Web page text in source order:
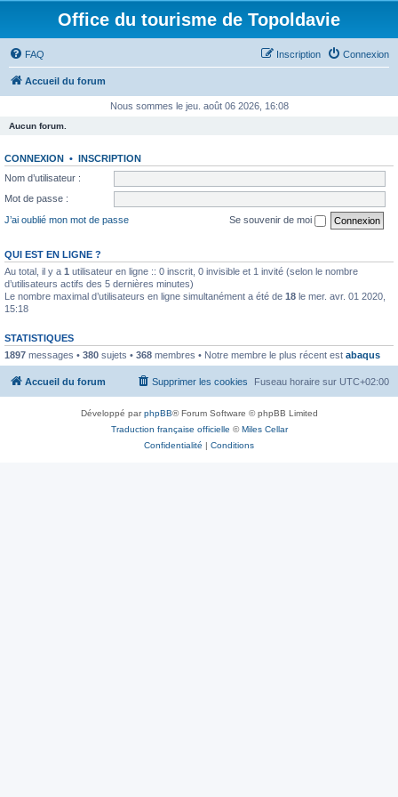
Office du tourisme de Topoldavie
FAQ Connexion
Inscription
Accueil du forum
Nous sommes le jeu. août 06 2026, 16:08
Aucun forum.
CONNEXION • INSCRIPTION
Nom d’utilisateur :
Mot de passe :
J’ai oublié mon mot de passe
Se souvenir de moi
QUI EST EN LIGNE ?
Au total, il y a 1 utilisateur en ligne :: 0 inscrit, 0 invisible et 1 invité (selon le nombre
d’utilisateurs actifs des 5 dernières minutes)
Le nombre maximal d’utilisateurs en ligne simultanément a été de 18 le mer. avr. 01 2020,
15:18
STATISTIQUES
1897 messages • 380 sujets • 368 membres • Notre membre le plus récent est abaqus
Accueil du forum Fuseau horaire sur UTC+02:00
Supprimer les cookies
Développé parphpBB® Forum Software © phpBB Limited
Traduction française officielle ©Miles Cellar
Confidentialité | Conditions